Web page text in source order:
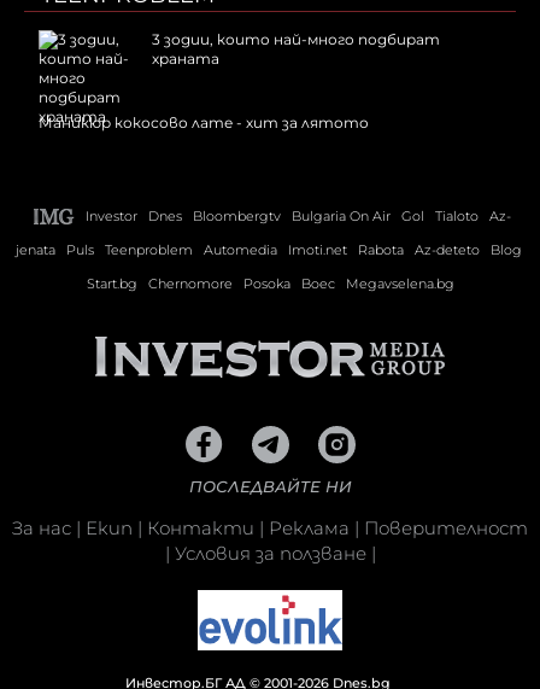
3 зодии, които най-много подбират
храната
Маникюр кокосово лате - хит за лятото
Investor Dnes Bloombergtv Bulgaria On Air Gol Tialoto
Az-
jenata
Puls Teenproblem Automedia Imoti.net Rabota Az-deteto
Blog
Start.bg
Chernomore Posoka Boec Megavselena.bg
ПОСЛЕДВАЙТЕ НИ
За нас | Екип | Контакти | Реклама | Поверителност
| Условия за ползване|
Инвестор.БГ АД © 2001-2026 Dnes.bg